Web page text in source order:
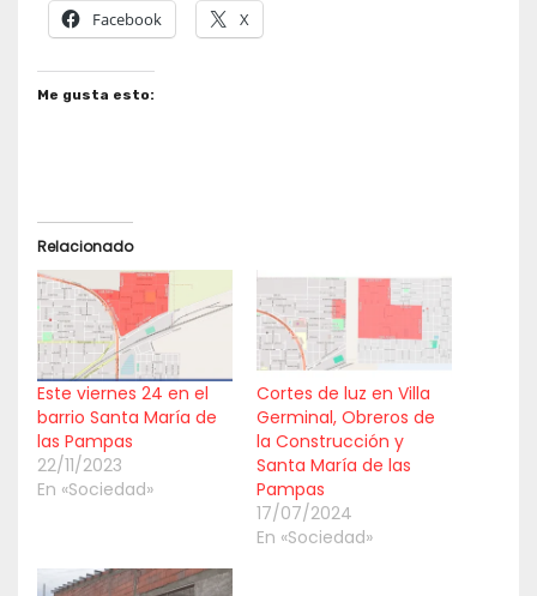
Facebook X
Me gusta esto:
Relacionado
Este viernes 24 en el
barrio Santa María de
las Pampas
22/11/2023
En «Sociedad»
Cortes de luz en Villa
Germinal, Obreros de
la Construcción y
Santa María de las
Pampas
17/07/2024
En «Sociedad»